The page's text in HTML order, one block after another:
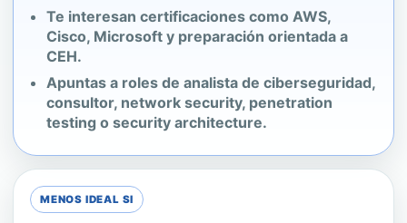
Te interesan certificaciones como AWS,
Cisco, Microsoft y preparación orientada a
CEH.
Apuntas a roles de analista de ciberseguridad,
consultor, network security, penetration
testing o security architecture.
MENOS IDEAL SI